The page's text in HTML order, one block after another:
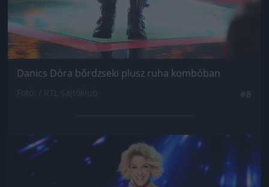
Danics Dóra bőrdzseki plusz ruha kombóban
Jön még kép!